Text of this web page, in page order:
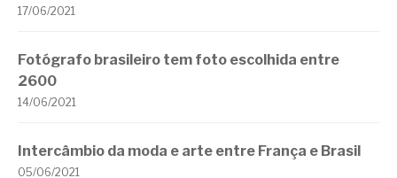
17/06/2021
Fotógrafo brasileiro tem foto escolhida entre
2600
14/06/2021
Intercâmbio da moda e arte entre França e Brasil
05/06/2021